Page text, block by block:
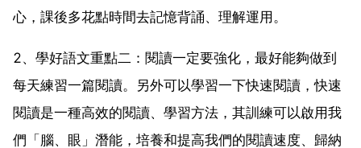
心，課後多花點時間去記憶背誦、理解運用。
2、學好語文重點二：閱讀一定要強化，最好能夠做到
每天練習一篇閱讀。另外可以學習一下快速閱讀，快速
閱讀是一種高效的閱讀、學習方法，其訓練可以啟用我
們「腦、眼」潛能，培養和提高我們的閱讀速度、歸納